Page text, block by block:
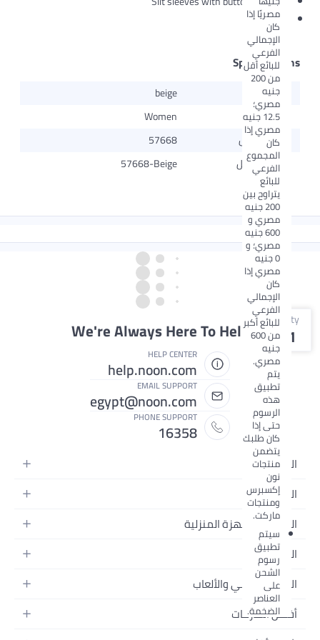
مصريًا إذا
كان
الإجمالي
الفرعي
للبائع أقل
من 200
جنيه
مصري؛
12.5 جنيه
مصري إذا
كان
المجموع
الفرعي
للبائع
يتراوح بين
200 جنيه
مصري و
600 جنيه
مصري؛ و
0 جنيه
مصري إذا
كان
الإجمالي
الفرعي
للبائع أكبر
من 600
جنيه
مصري.
يتم
تطبيق
هذه
الرسوم
حتى إذا
كان طلبك
يتضمن
منتجات
نون
إكسبرس
ومنتجات
ماركت.
سيتم
تطبيق
رسوم
الشحن
على
العناصر
الضخمة.
Slip-on
Specifications
اللون
beige
الجنس
Women
رقم الموديل
57668
اسم الموديل
57668-Beige
Qty
1
We're Always Here To Help
HELP CENTER
help.noon.com
EMAIL SUPPORT
egypt@noon.com
PHONE SUPPORT
16358
الإلكترونيات
الهواتف المتحركة
أجهزة التابلت
أجهزة الكمبيوتر المحمولة
الأجهزة المنزلية
الكاميرات والصور وتسجيل الفيديو
التلفزيونات
سماعات الرأس
ألعاب الفيديو
الأزياء
أزياء نسائية
أزياء رجالية
أزياء البنات
أزياء الأولاد
ساعات يد للرجال
ساعات يد للنساء
المطبخ والأجهزة المنزلية
المطبخ وأدوات الطعام
مستلزمات السرير
مستلزمات الحمام
ديكورات المنازل
الجمال
العطور النسائية
عطور الرجال
المكياج
الأطفال، البيبي والألعاب
عربات الأطفال وإكسسواراتها
أفضل الماركات